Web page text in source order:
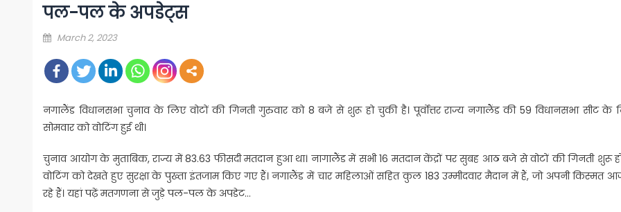
पल-पल के अपडेट्स
Posted
March 2, 2023
नगालैंड विधानसभा चुनाव के लिए वोटों की गिनती गुरुवार को 8 बजे से शुरू हो चुकी है। पूर्वोत्तर राज्य नगालैंड की 59 विधानसभा सीट के
सोमवार को वोटिंग हुई थी।
चुनाव आयोग के मुताबिक, राज्य में 83.63 फीसदी मतदान हुआ था। नागालैंड में सभी 16 मतदान केंद्रों पर सुबह आठ बजे से वोटों की गिनती शुरू
वोटिंग को देखते हुए सुरक्षा के पुख्ता इंतजाम किए गए हैं। नगालैंड में चार महिलाओं सहित कुल 183 उम्मीदवार मैदान में हैं, जो अपनी किस्मत
रहे हैं। यहां पढ़ें मतगणना से जुड़े पल-पल के अपडेट…